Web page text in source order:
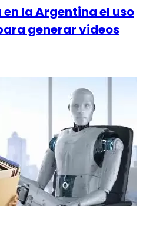
la Argentina el uso
generar videos